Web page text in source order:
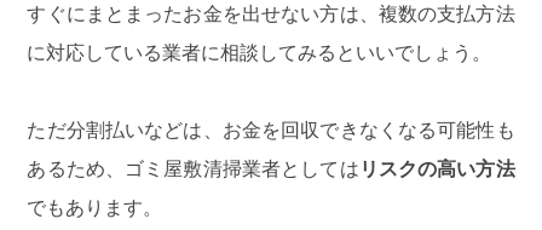
すぐにまとまったお金を出せない方は、複数の支払方法
に対応している業者に相談してみるといいでしょう。
ただ分割払いなどは、お金を回収できなくなる可能性も
あるため、ゴミ屋敷清掃業者としては リスクの高い方法
でもあります。